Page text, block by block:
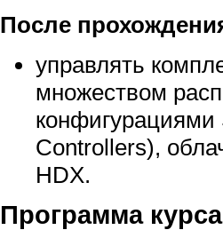
После
управлять
множеством
конфигурациями
Controllers),
HDX.
Программа